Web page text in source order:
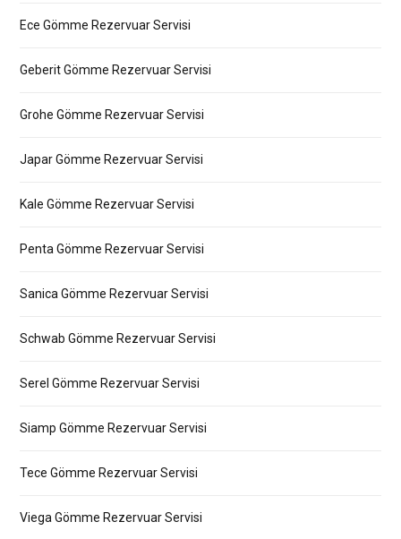
Ece Gömme Rezervuar Servisi
Geberit Gömme Rezervuar Servisi
Grohe Gömme Rezervuar Servisi
Japar Gömme Rezervuar Servisi
Kale Gömme Rezervuar Servisi
Penta Gömme Rezervuar Servisi
Sanica Gömme Rezervuar Servisi
Schwab Gömme Rezervuar Servisi
Serel Gömme Rezervuar Servisi
Siamp Gömme Rezervuar Servisi
Tece Gömme Rezervuar Servisi
Viega Gömme Rezervuar Servisi